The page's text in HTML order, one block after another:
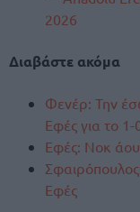
2026
Διαβάστε ακόμα
Φενέρ: Την
Εφές για το 1-
Εφές: Νοκ
Εφές